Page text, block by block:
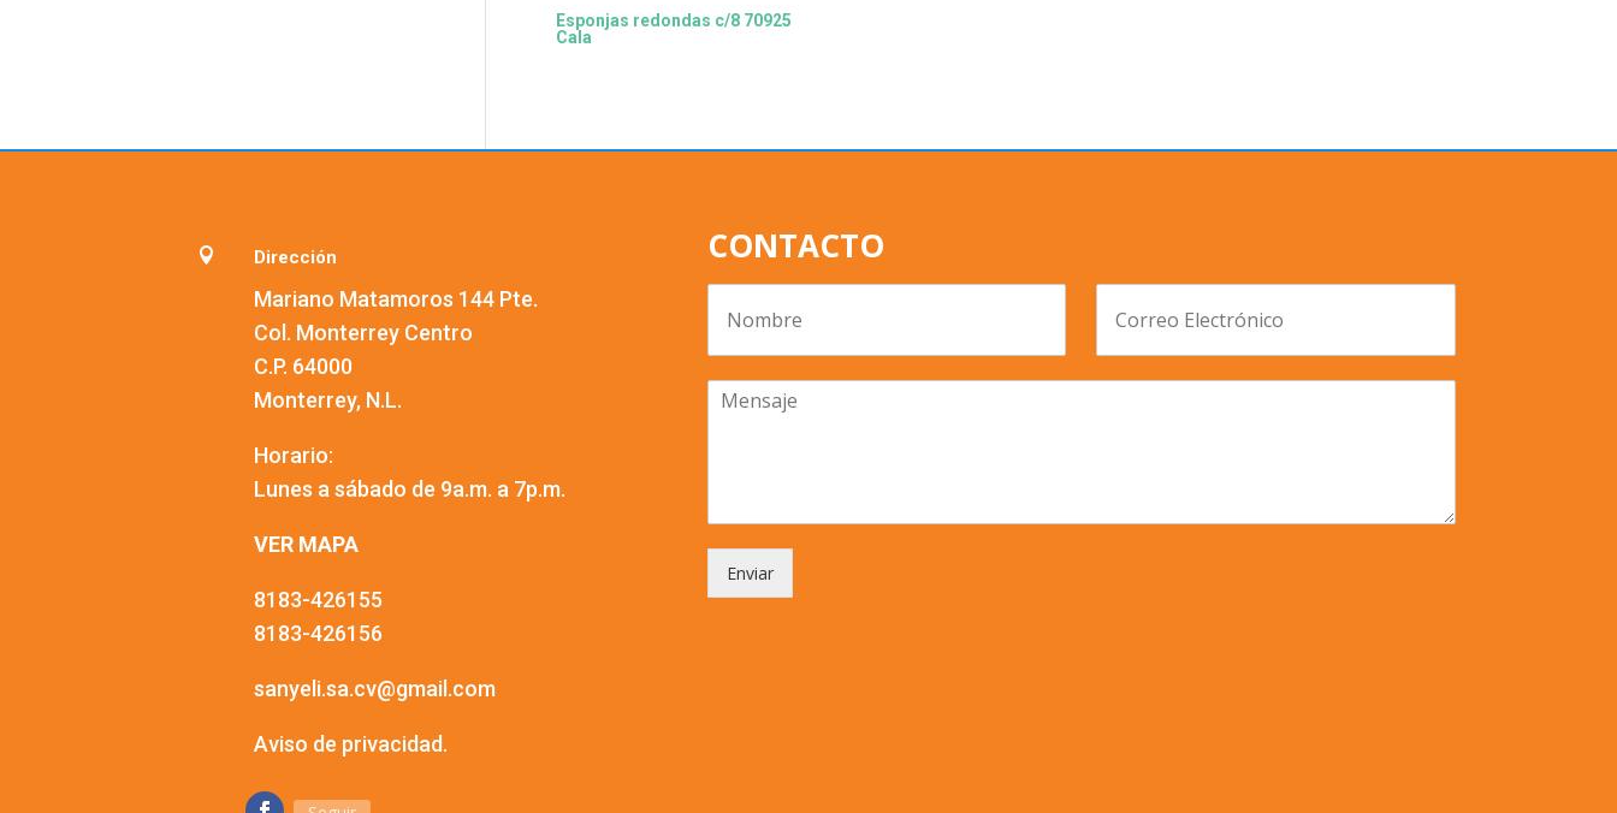
Esponjas redondas c/8 70925
Cala
 Dirección
Mariano Matamoros 144 Pte.
Col. Monterrey Centro
C.P. 64000
Monterrey, N.L.
Horario:
Lunes a sábado de 9a.m. a 7p.m.
VER MAPA
8183-426155
8183-426156
sanyeli.sa.cv@gmail.com
Aviso de privacidad.
CONTACTO
Enviar